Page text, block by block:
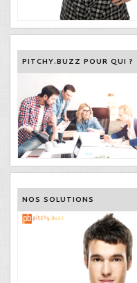
PITCHY.BUZZ POUR QUI ?
NOS SOLUTIONS